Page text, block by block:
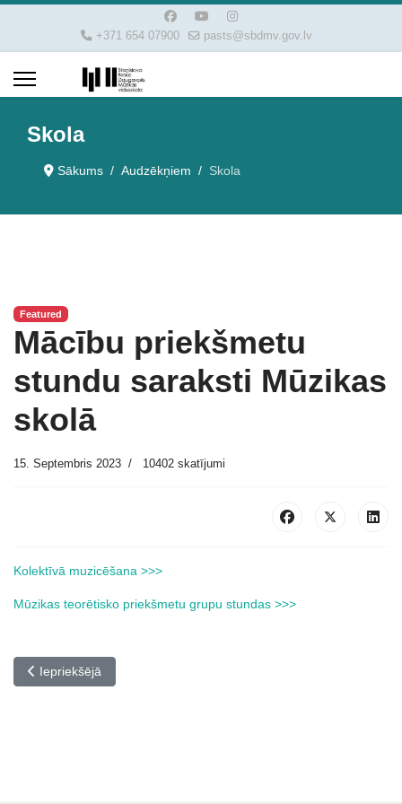
+371 654 07900 pasts@sbdmv.gov.lv
Skola
Sākums Audzēkņiem Skola
Featured
Mācību priekšmetu
stundu saraksti Mūzikas
skolā
15. Septembris 2023 10402 skatījumi
Kolektīvā muzicēšana >>>
Mūzikas teorētisko priekšmetu grupu stundas >>>
Iepriekšējais raksts: Stundu saraksti vidusskolā
Iepriekšējā